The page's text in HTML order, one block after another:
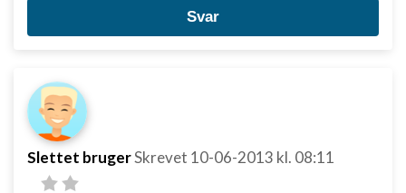
Svar
Slettet brugerSkrevet 10-06-2013 kl. 08:11